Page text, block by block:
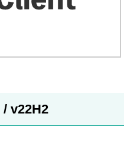
v22H2